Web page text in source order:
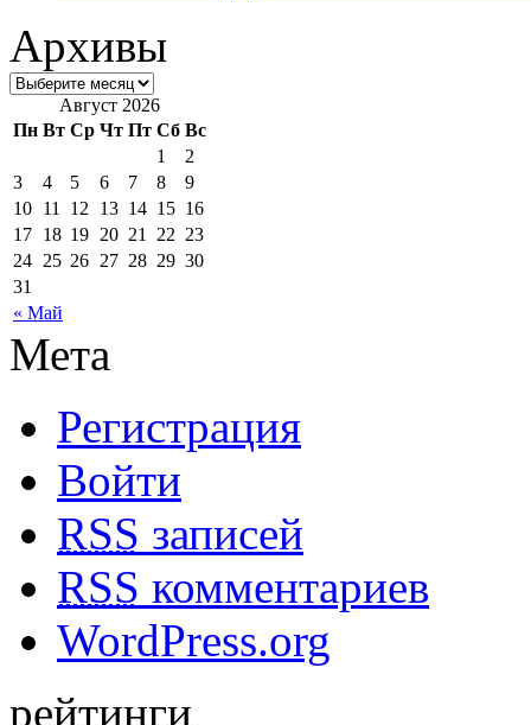
Архивы
Август 2026
Пн Вт Ср Чт Пт Сб Вс
« Май
1
2
3
4 5 6 7 8
9
10 11 12 13 14 15 16
17 18 19 20 21 22 23
24 25 26 27 28 29 30
31
Мета
Регистрация
Войти
RSS записей
RSS комментариев
WordPress.org
рейтинги